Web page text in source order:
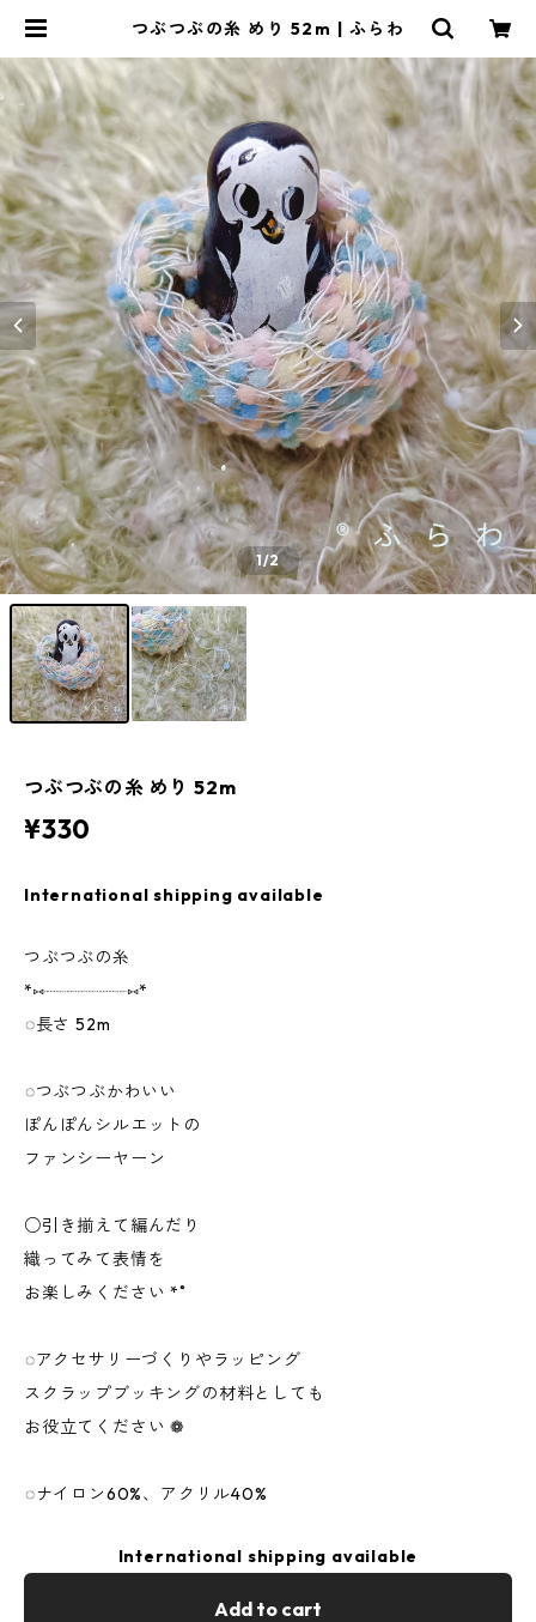
つぶつぶの糸 めり 52m | ふらわ
1/2
つぶつぶの糸 めり 52m
¥330
International shipping available
つぶつぶの糸
*⑅︎┈︎┈︎┈︎┈︎┈︎┈︎┈︎┈︎⑅︎*
︎︎◌長さ 52m
︎︎◌つぶつぶかわいい
ぽんぽんシルエットの
ファンシーヤーン
○引き揃えて編んだり
織ってみて表情を
お楽しみください *˚
︎︎◌アクセサリーづくりやラッピング
スクラップブッキングの材料としても
お役立てください ❁︎
︎︎◌ナイロン60%、アクリル40%
International shipping available
Add to cart